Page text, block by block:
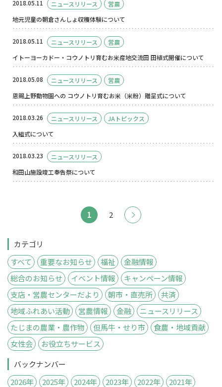
2018.05.11 ニュースリリース
営農
地元児童の朝倉さんしょ収穫体験について
2018.05.11 ニュースリリース
営農
イトーヨーカドー・コウノトリ育むお米産地交流田 田植式開催について
2018.05.08 ニュースリリース
営農
恩賜上野動物園への コウノトリ育むお米（米粉）贈呈式について
2018.03.26 ニュースリリース
JAトピックス
入組式について
2018.03.23
ニュースリリース
和田山施設竣工奉告祭について
1 2
カテゴリ
すべて
重要なお知らせ 福祉
金融情報
総合のお知らせ
イベント情報
キャンペーン情報
支店・営農センターだより
朝市・直売所
共済
地域ふれあい活動
営農情報 金融
ニュースリリース
たじまの農業・農作物
但馬牛・せり市
食農・地域貢献
女性会
お役立ちサービス
バックナンバー
2026年
2025年 2024年 2023年 2022年
2021年